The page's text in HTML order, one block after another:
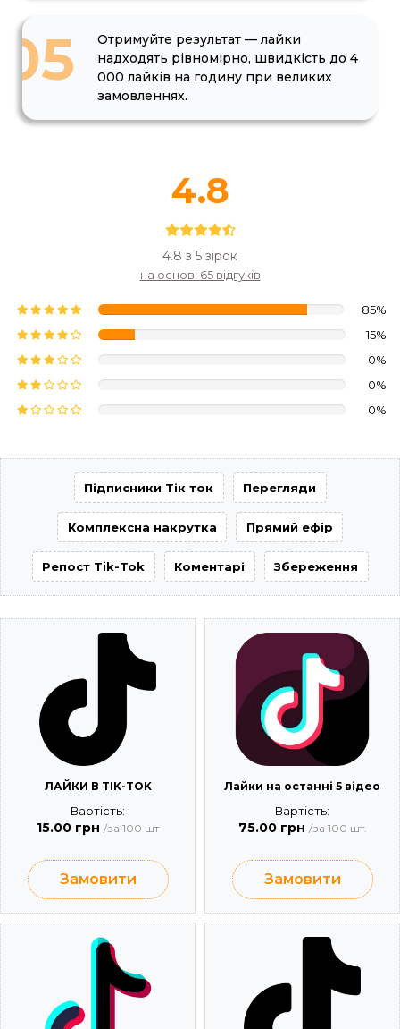
05
Отримуйте результат — лайки
надходять рівномірно, швидкість до 4
000 лайків на годину при великих
замовленнях.
4.8
4.8 з 5 зірок
на основі 65 відгуків
85%
15%
0%
0%
0%
Підписники Тік ток Перегляди
Комплексна накрутка Прямий ефір
Репост Tik-Tok Коментарі Збереження
ЛАЙКИ В TIK-TOK
Вартість:
15.00 грн /за 100 шт
Замовити
Лайки на останні 5 відео
Вартість:
75.00 грн /за 100 шт.
Замовити